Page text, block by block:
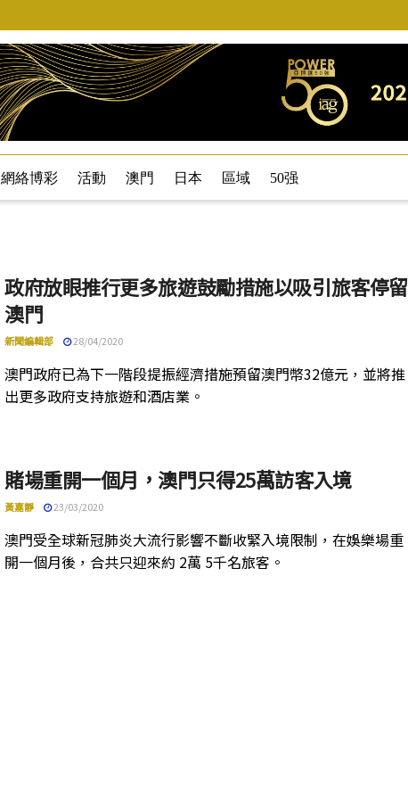
網絡博彩 活動 澳門 日本 區域 50强
政府放眼推行更多旅遊鼓勵措施以吸引旅客停留
澳門
新聞編輯部 28/04/2020
澳門政府已為下一階段提振經濟措施預留澳門幣32億元，並將推
出更多政府支持旅遊和酒店業。
賭場重開一個月，澳門只得25萬訪客入境
黃嘉靜 23/03/2020
澳門受全球新冠肺炎大流行影響不斷收緊入境限制，在娛樂場重
開一個月後，合共只迎來約 2萬 5千名旅客。